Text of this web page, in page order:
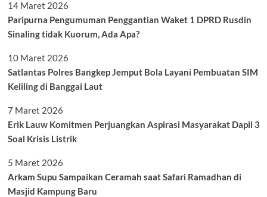
14 Maret 2026
Paripurna Pengumuman Penggantian Waket 1 DPRD Rusdin
Sinaling tidak Kuorum, Ada Apa?
10 Maret 2026
Satlantas Polres Bangkep Jemput Bola Layani Pembuatan SIM
Keliling di Banggai Laut
7 Maret 2026
Erik Lauw Komitmen Perjuangkan Aspirasi Masyarakat Dapil 3
Soal Krisis Listrik
5 Maret 2026
Arkam Supu Sampaikan Ceramah saat Safari Ramadhan di
Masjid Kampung Baru